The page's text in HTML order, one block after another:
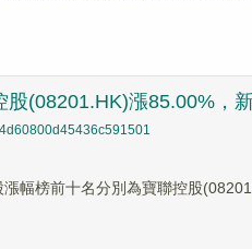
股(08201.HK)漲85.00%，
幅榜前十名分別為寶聯控股